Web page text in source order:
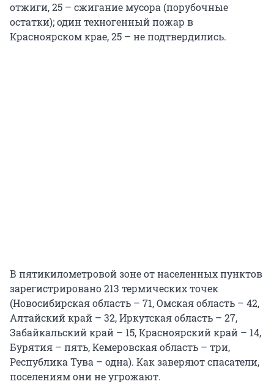
отжиги, 25 – сжигание мусора (порубочные
остатки); один техногенный пожар в
Красноярском крае, 25 – не подтвердились.
В пятикилометровой зоне от населенных пунктов
зарегистрировано 213 термических точек
(Новосибирская область – 71, Омская область – 42,
Алтайский край – 32, Иркутская область – 27,
Забайкальский край – 15, Красноярский край – 14,
Бурятия – пять, Кемеровская область – три,
Республика Тува – одна). Как заверяют спасатели,
поселениям они не угрожают.